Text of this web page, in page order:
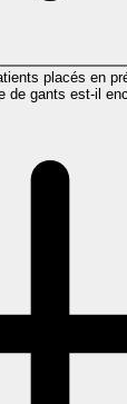
placés en
de gants est-il